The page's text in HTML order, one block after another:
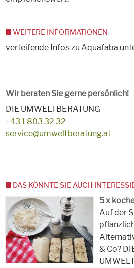
WEITERE INFORMATIONEN
verteifende Infos zu Aquafaba
Wir beraten Sie gerne persönlich!
DIE UMWELTBERATUNG
+43 1 803 32 32
service@umweltberatung.at
DAS KÖNNTE SIE AUCH
5 x
Auf der
& Co?